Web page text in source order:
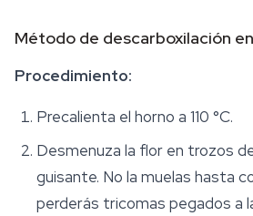
Método de descarboxilación
Procedimiento:
Precalienta el horno a 110 °C.
Desmenuza la flor en trozos
guisante. No la muelas hasta
perderás tricomas pegados a